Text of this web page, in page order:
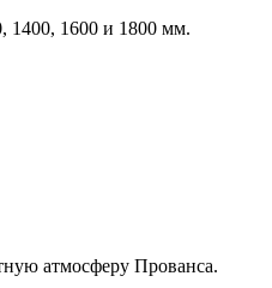
1400, 1600 и 1800 мм.
атмосферу Прованса.